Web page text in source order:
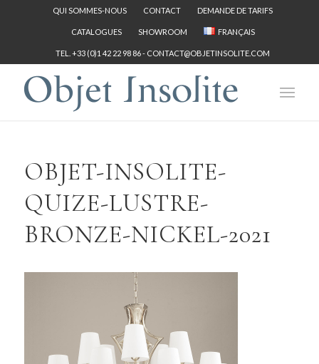
QUI SOMMES-NOUS CONTACT DEMANDE DE TARIFS
CATALOGUES SHOWROOM FRANÇAIS
TEL. +33 (0)1 42 22 98 86 - CONTACT@OBJETINSOLITE.COM
OBJET-INSOLITE-
QUIZE-LUSTRE-
BRONZE-NICKEL-2021